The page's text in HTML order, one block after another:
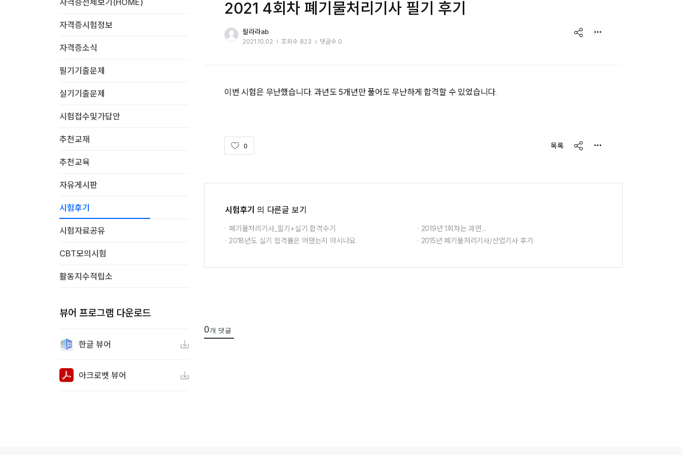
자격증전체보기(HOME)
자격증시험정보
자격증소식
필기기출문제
실기기출문제
시험접수및가답안
추천교재
추천교육
자유게시판
시험후기
시험자료공유
CBT모의시험
활동지수적립소
뷰어 프로그램 다운로드
한글 뷰어
아크로벳 뷰어
2021 4회차 폐기물처리기사 필기 후기
랄라라ab
2021.10.02 조회수 823 댓글수 0
share
이번 시험은 무난했습니다. 과년도 5개년만 풀어도 무난하게 합격할 수 있었습니다.
0 목록 share
시험후기 의 다른글 보기
폐기물처리기사_필기+실기 합격수기
2018년도 실기 힙격률은 어땠는지 아시나요
2019년 1회차는 과연...
2015년 폐기물저리기사/산업기사 후기
0개 댓글